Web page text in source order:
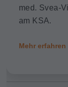
med. Svea-
am KSA.
Mehr erfahren